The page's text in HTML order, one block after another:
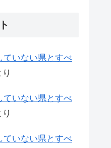
ていない県とすべ
り
ていない県とすべ
り
ていない県とすべ